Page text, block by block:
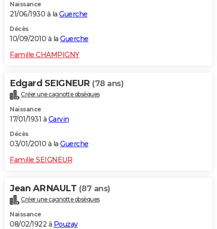
Naissance
21/06/1930 à la Guerche
Décès
10/09/2010 à la Guerche
Famille CHAMPIGNY
Edgard SEIGNEUR (78 ans)
Créer une cagnotte obsèques
Naissance
17/01/1931 à Carvin
Décès
03/01/2010 à la Guerche
Famille SEIGNEUR
Jean ARNAULT (87 ans)
Créer une cagnotte obsèques
Naissance
08/02/1922 à Pouzay